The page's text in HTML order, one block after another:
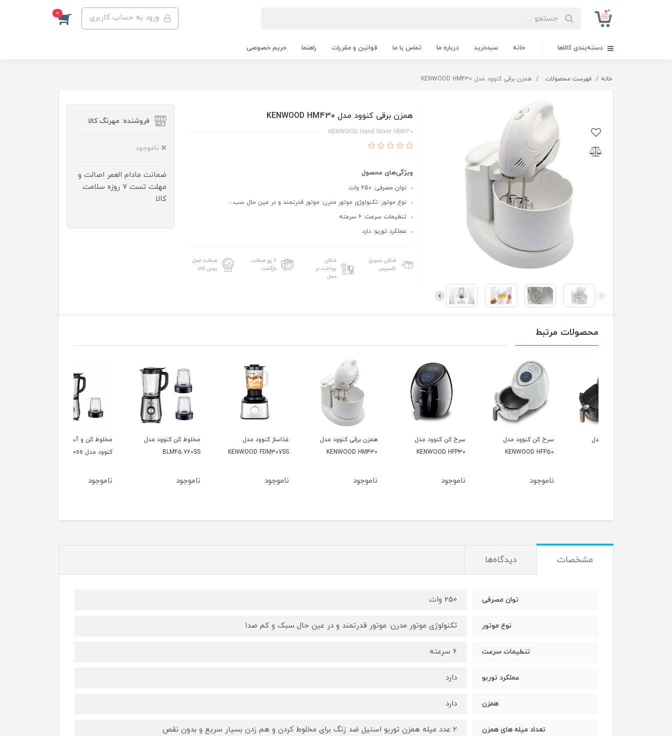
ورود به حساب کاربری 0
دسته‌بندی کالاها خانه سبدخرید درباره ما تماس با ما قوانین و مقررات راهنما حریم خصوصی
خانه فهرست محصولات همزن برقی کنوود مدل KENWOOD HM430
همزن برقی کنوود مدل KENWOOD HM430
KENWOOD Hand Mixer HM430
ویژگی‌های محصول
توان مصرفی: 250 وات
نوع موتور: تکنولوژی موتور مدرن: موتور قدرتمند و در عین حال سب...
تنطیمات سرعت: 6 سرعته
عملکرد توربو: دارد
امکان تحویل
اکسپرس
امکان
پرداخت در
محل
۷ روز ضمانت
بازگشت
ضمانت اصل
بودن کالا
فروشنده: مهرنگ کالا
ناموجود
ضمانت مادام العمر اصالت و
مهلت تست ۷ روزه سلامت
کالا
محصولات مرتبط
سرخ کن کنوود مدل
KENWOOD HFP50
سرخ کن کنوود مدل
KENWOOD HFP30
همزن برقی کنوود مدل
KENWOOD HM430
غذاساز کنوود مدل
KENWOOD FDM307SS
مخلوط کن کنوود مدل
BLM45.720SS
مخلوط کن و آسیاب
مشخصات دیدگاه‌ها
توان مصرفی 250 وات
نوع موتور تکنولوژی موتور مدرن: موتور قدرتمند و در عین حال سبک و کم صدا
تنطیمات سرعت 6 سرعته
عملکرد توربو دارد
همزن دارد
تعداد میله های همزن 2 عدد میله همزن توربو استیل ضد زنگ برای مخلوط کردن و هم زدن بسیار سریع و بدون نقص